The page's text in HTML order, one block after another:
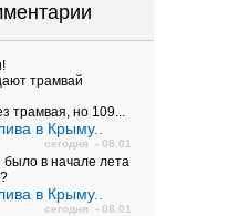
трамвай
трамвая, но 109...
в Крыму..
сегодня - 08.01
было в начале лета
в Крыму..
сегодня - 08.01